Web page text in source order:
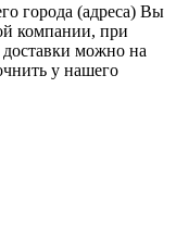
города (адреса) Вы
компании, при
доставки можно на
у нашего